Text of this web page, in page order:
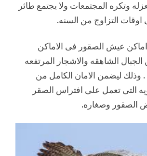
وتكره المجتمعات ولا يجتمع طائر
اوقات التزاوج من السنه.
اماكن عيش الصقور فى الاماكن
الجبال الشاهقه والاشجار المرتفعه
. وذلك ليضمن الامان الكامل من
التى تعمل على افتراس الصقر
الصقور وصغاره.